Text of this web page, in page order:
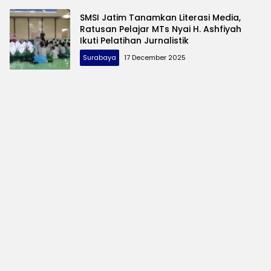
SMSI Jatim Tanamkan Literasi Media,
Ratusan Pelajar MTs Nyai H. Ashfiyah
Ikuti Pelatihan Jurnalistik
Surabaya 17 December 2025